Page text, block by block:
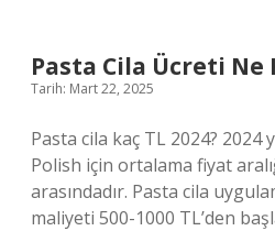
Pasta Cila Ücreti Ne
Tarih: Mart 22, 2025
Pasta cila kaç TL 2024? 2024
Polish için ortalama fiyat
arasındadır. Pasta cila
maliyeti 500-1000 TL’den